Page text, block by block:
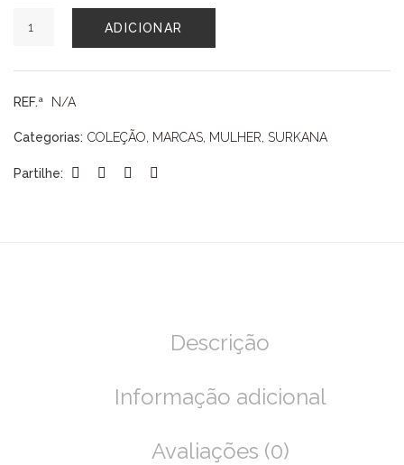
de
SURKANA
ADICIONAR
REF.ª N/A
Categorias: COLEÇÃO, MARCAS, MULHER, SURKANA
Partilhe:
Descrição
Informação adicional
Avaliações (0)